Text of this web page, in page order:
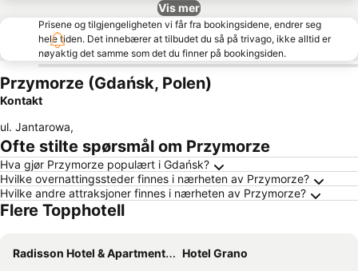
Vis mer
Prisene og tilgjengeligheten vi får fra bookingsidene, endrer seg
hele tiden. Det innebærer at tilbudet du så på trivago, ikke alltid er
nøyaktig det samme som det du finner på bookingsiden.
Przymorze (Gdańsk, Polen)
Kontakt
ul. Jantarowa,
Ofte stilte spørsmål om Przymorze
Hva gjør Przymorze populært i Gdańsk?
Hvilke overnattingssteder finnes i nærheten av Przymorze?
Hvilke andre attraksjoner finnes i nærheten av Przymorze?
Flere Topphotell
Radisson Hotel & Apartments Gdansk
Hotel Grano